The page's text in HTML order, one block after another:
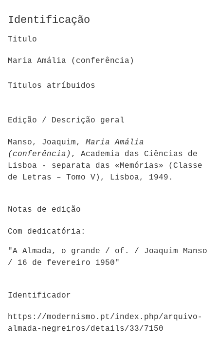
Identificação
Titulo
Maria Amália (conferência)
Titulos atríbuidos
Edição / Descrição geral
Manso, Joaquim,
Maria Amália
(conferência) , Academia das Ciências de
Lisboa - separata das «Memórias» (Classe
de Letras – Tomo V), Lisboa, 1949.
Notas de edição
Com dedicatória:
"A Almada, o grande / of. / Joaquim Manso
/ 16 de fevereiro 1950"
Identificador
https://modernismo.pt/index.php/arquivo-
almada-negreiros/details/33/7150